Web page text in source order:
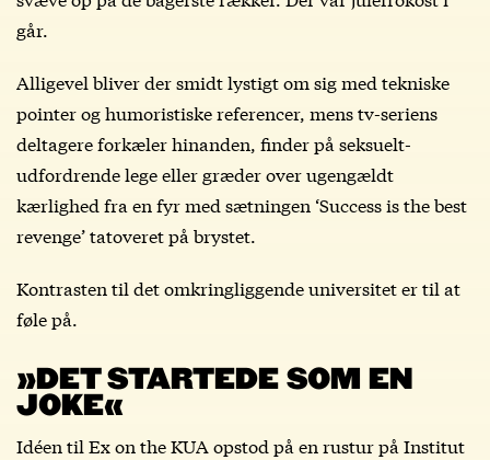
går.
Alligevel bliver der smidt lystigt om sig med tekniske
pointer og humoristiske referencer, mens tv-seriens
deltagere forkæler hinanden, finder på seksuelt-
udfordrende lege eller græder over ugengældt
kærlighed fra en fyr med sætningen ‘Success is the best
revenge’ tatoveret på brystet.
Kontrasten til det omkringliggende universitet er til at
føle på.
»DET STARTEDE SOM EN
JOKE«
Idéen til Ex on the KUA opstod på en rustur på Institut